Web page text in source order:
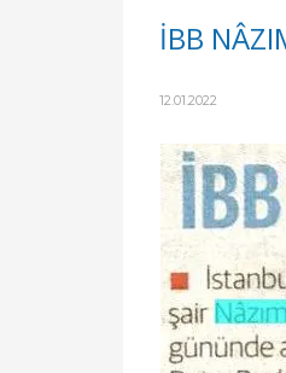
İBB
12.01.2022